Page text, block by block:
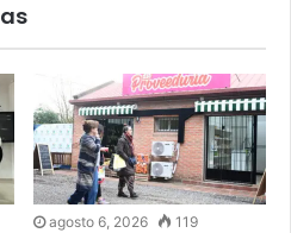
agosto 6, 2026 119